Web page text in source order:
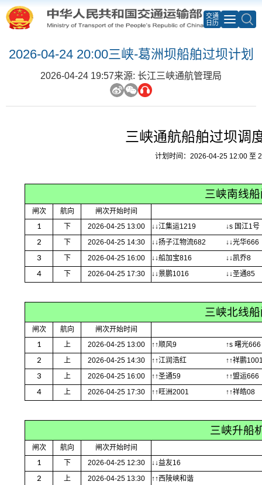
交通
日历
2026-04-24 20:00三峡-葛洲坝船舶过坝计划
2026-04-24 19:57来源: 长江三峡通航管理局
三峡通航船舶过坝调
计划时间：2026-04-25 12:00 至
三峡南线
闸次 航向 闸次开始时间
1 下 2026-04-25 13:00 ↓↓江集运1219 ↓s 国江1号
2 下 2026-04-25 14:30 ↓↓扬子江物流682 ↓↓光华666
3 下 2026-04-25 16:00 ↓↓船加宝816 ↓↓凯乔8
4 下 2026-04-25 17:30 ↓↓景鹏1016 ↓↓圣通85
三峡北线
闸次 航向 闸次开始时间
1 上 2026-04-25 13:00 ↑↑顺风9 ↑s 曙光666
2 上 2026-04-25 14:30 ↑↑江润浩红 ↑↑祥鹏
3 上 2026-04-25 16:00 ↑↑圣通59 ↑↑盟运666
4 上 2026-04-25 17:30 ↑↑旺洲2001 ↑↑祥皓08
三峡升船
闸次 航向 闸次开始时间
1 下 2026-04-25 12:30 ↓↓益友16
2 上 2026-04-25 13:30 ↑↑西陵峡和谐